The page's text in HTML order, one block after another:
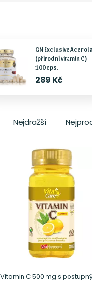
GN Exclusive Acerola
(přírodní vitamin C)
100 cps.
289 Kč
Nejdražší
Vitamin C 500 mg s